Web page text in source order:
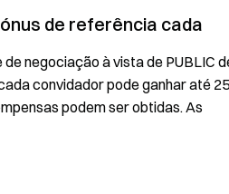
de referência cada
negociação à vista de PUBLIC
convidador pode ganhar até
podem ser obtidas. As